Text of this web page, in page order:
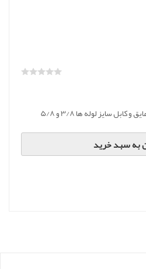
سایز لوله ها 3/8 و 5/8
به سبد خرید